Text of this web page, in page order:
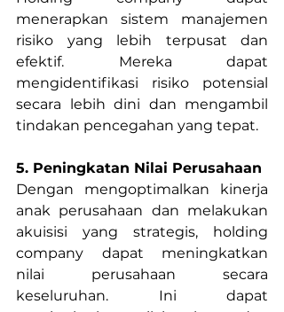
menerapkan sistem manajemen
risiko yang lebih terpusat dan
efektif. Mereka dapat
mengidentifikasi risiko potensial
secara lebih dini dan mengambil
tindakan pencegahan yang tepat.
5. Peningkatan Nilai Perusahaan
Dengan mengoptimalkan kinerja
anak perusahaan dan melakukan
akuisisi yang strategis, holding
company dapat meningkatkan
nilai perusahaan secara
keseluruhan. Ini dapat